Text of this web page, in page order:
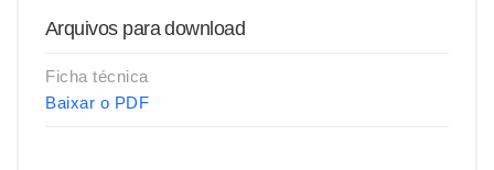
Arquivos para download
Ficha técnica
Baixar o PDF